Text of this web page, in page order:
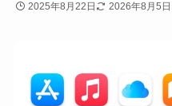
2025年8月22日 2026年8月5日